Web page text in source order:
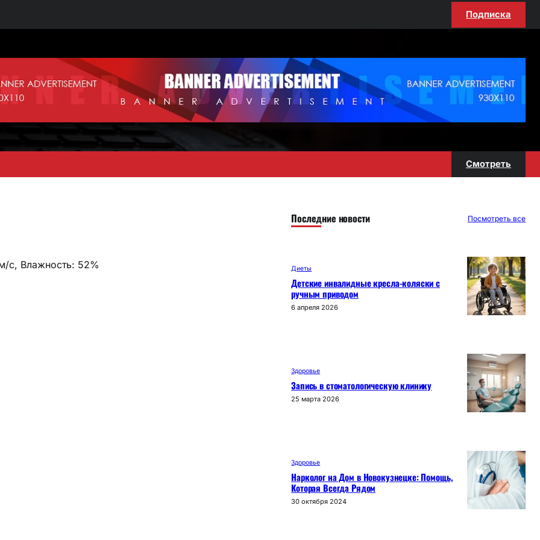
Подписка
Смотреть
с, Влажность: 52%
Последние новости Посмотреть все
Диеты
Детские инвалидные кресла-коляски с
ручным приводом
6 апреля 2026
Здоровье
Запись в стоматологическую клинику
25 марта 2026
Здоровье
Нарколог на Дом в Новокузнецке: Помощь,
Которая Всегда Рядом
30 октября 2024